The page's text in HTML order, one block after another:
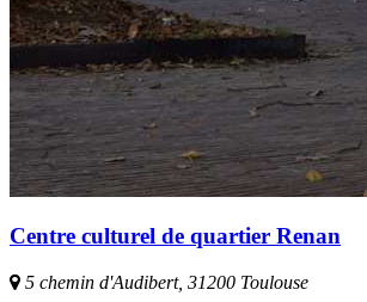
Centre culturel de quartier Renan
5 chemin d'Audibert, 31200 Toulouse